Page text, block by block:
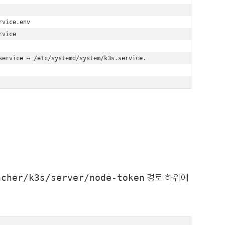
→ /etc/systemd/system/k3s.service.
k3s/server/node-token 경로 하위에